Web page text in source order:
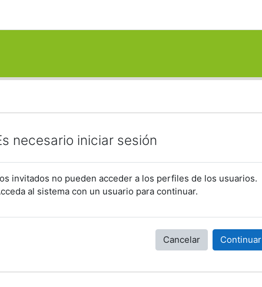
necesario iniciar sesión
invitados no pueden acceder a los perfiles de los usuarios.
al sistema con un usuario para continuar.
Cancelar Continuar